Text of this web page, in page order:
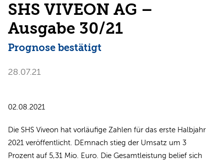
SHS VIVEON AG –
Ausgabe 30/21
Prognose bestätigt
28.07.21
02.08.2021
Die SHS Viveon hat vorläufige Zahlen für das erste Halbjahr
2021 veröffentlicht. DEmnach stieg der Umsatz um 3
Prozent auf 5,31 Mio. Euro. Die Gesamtleistung belief sich